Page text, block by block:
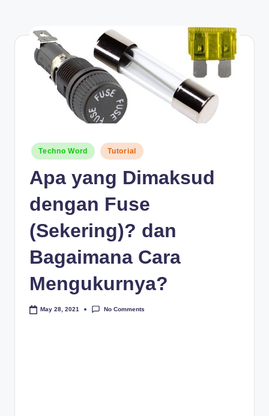
Posted
in
Techno Word Tutorial
Apa yang Dimaksud
dengan Fuse
(Sekering)? dan
Bagaimana Cara
Mengukurnya?
May 28, 2021 No Comments